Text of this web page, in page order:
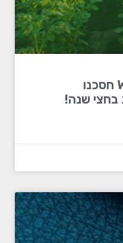
כשחיברנו את ה- WMS חסכנו